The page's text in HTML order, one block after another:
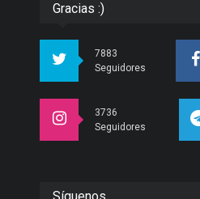
Gracias :)
7883
Seguidores
3736
Seguidores